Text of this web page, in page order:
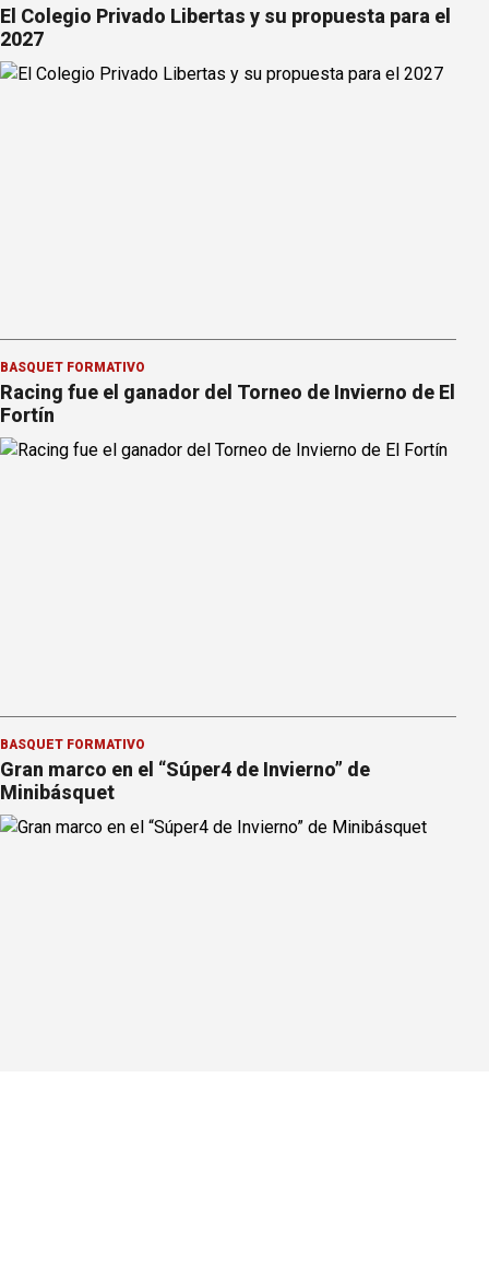
El Colegio Privado Libertas y su propuesta para el
2027
BÁSQUET FORMATIVO
Racing fue el ganador del Torneo de Invierno de El
Fortín
BÁSQUET FORMATIVO
Gran marco en el “Súper4 de Invierno” de
Minibásquet